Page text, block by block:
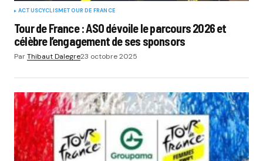
ACTUSCYCLISMETOUR DE FRANCE
Tour de France : ASO dévoile le parcours 2026 et
célèbre l’engagement de ses sponsors
ParThibaut Dalegre23 octobre 2025